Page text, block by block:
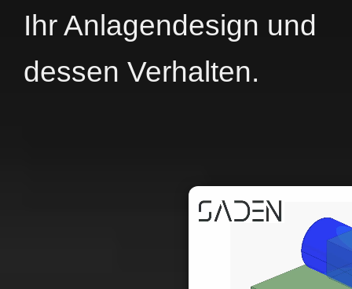
Ihr Anlagendesign und
dessen Verhalten.